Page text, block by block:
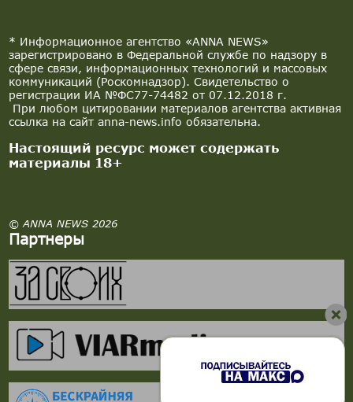
* Информационное агентство «ANNA NEWS»
зарегистрировано в Федеральной службе по надзору в
сфере связи, информационных технологий и массовых
коммуникаций (Роскомнадзор). Свидетельство о
регистрации ИА №ФС77-74482 от 07.12.2018 г.
При любом цитировании материалов агентства активная
ссылка на сайт anna-news.info обязательна.
Настоящий ресурс может содержать
материалы 18+
© ANNA NEWS 2026
Партнеры